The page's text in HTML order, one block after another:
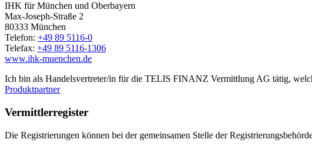
IHK für München und Oberbayern
Max-Joseph-Straße 2
80333 München
Telefon: +49 89 5116-0
Telefax: +49 89 5116-1306
www.ihk-muenchen.de
Ich bin als Handelsvertreter/in für die TELIS FINANZ Vermittlung AG tätig,
Produktpartner
Vermittlerregister
Die Registrierungen können bei der gemeinsamen Stelle der